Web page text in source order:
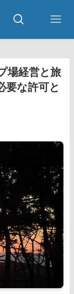
場経営と旅
要な許可と